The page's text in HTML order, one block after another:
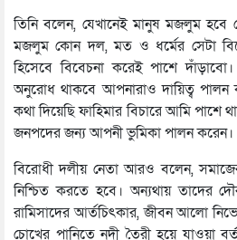
তিনি বলেন, যেখানেই মানুষ মজলুম হবে
মজলুম কোন দল, মত ও ধর্মের সেটা
হিসেবে বিবেচনা করেই পাশে
অনুরোধ থাকবে আপনারাও দায়িত্ব পালন
কথা দিয়েছি ফাহিমার বিচারে আমি
জনপদের জন্য আপনী ভুমিকা পালন করেন।
বিরোধী দলীয় নেতা আরও বলেন, সমাজের
নিশ্চিত করতে হবে। অন্যথায় তাদের
রামিসাদের আর্তচিৎকার, জীবন আলো
চোখের পানিতে নদী তৈরী হয়ে যাওয়া